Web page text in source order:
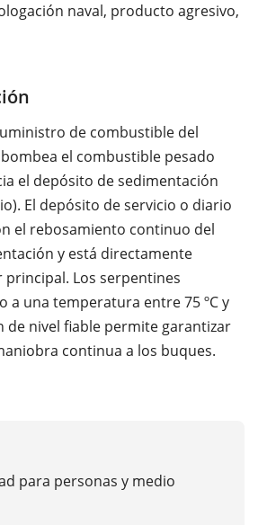
naval, producto agresivo,
de combustible del
el combustible pesado
el depósito de sedimentación
El depósito de servicio o diario
el rebosamiento continuo del
y está directamente
Los serpentines
a una temperatura entre 75 ºC y
de nivel fiable permite garantizar
continua a los buques.
para personas y medio